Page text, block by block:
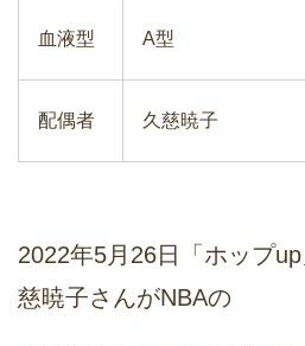
血液型 A型
配偶者 久慈暁子
2022年5月26日「ホップ
慈暁子さんがNBAの